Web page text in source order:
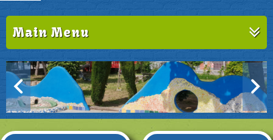
Main Menu